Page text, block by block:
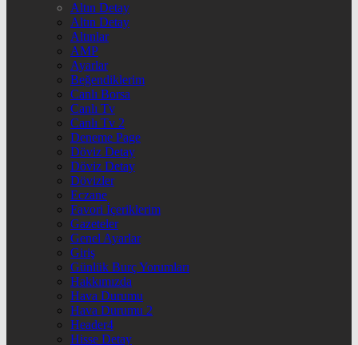
Altın Detay
Altın Detay
Altınlar
AMP
Ayarlar
Beğendiklerim
Canlı Borsa
Canlı Tv
Canlı Tv 2
Deneme Page
Döviz Detay
Döviz Detay
Dövizler
Eczane
Favori İçeriklerim
Gazeteler
Genel Ayarlar
Giriş
Günlük Burç Yorumları
Hakkımızda
Hava Durumu
Hava Durumu 2
Header4
Hisse Detay